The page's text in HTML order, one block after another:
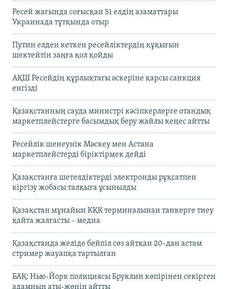
Ресей жағында соғысқан 51 елдің азаматтары
Украинада тұтқында отыр
Путин елден кеткен ресейліктердің құқығын
шектейтін заңға қол қойды
АҚШ Ресейдің құрлықтағы әскеріне қарсы санкция
енгізді
Қазақстанның сауда министрі кәсіпкерлерге отандық
маркетплейстерге басымдық беру жайлы кеңес айтты
Ресейлік шенеунік Мәскеу мен Астана
маркетплейстерді біріктірмек дейді
Қазақстанға шетелдіктерді электронды рұқсатпен
кіргізу жобасы талқыға ұсынылды
Қазақстан мұнайын КҚК терминалынан танкерге тиеу
қайта жалғасты – медиа
Қазақстанда желіде бейпіл сөз айтқан 20-дан астам
стример жауапқа тартылған
БАҚ: Нью-Йорк полициясы Бруклин көпірінен секірген
адамның аты-жөнін айтты